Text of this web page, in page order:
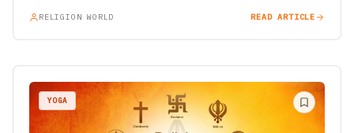
RELIGION WORLD READ ARTICLE
YOGA